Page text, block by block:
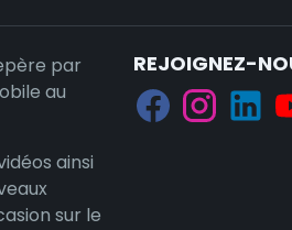
par
au
ainsi
sur le
REJOIGNEZ-